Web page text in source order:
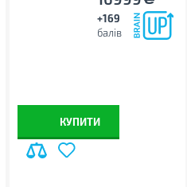
+169
балів
КУПИТИ